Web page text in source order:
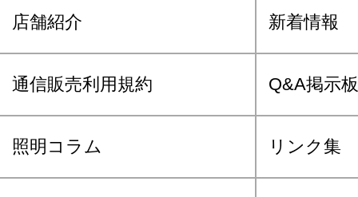
店舗紹介 新着情報
通信販売利用規約 Q&A掲示板
照明コラム リンク集